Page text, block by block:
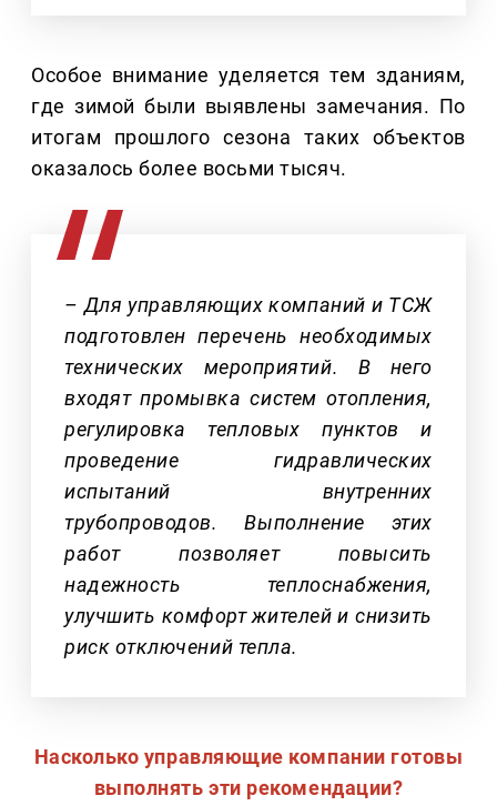
Особое внимание уделяется тем зданиям,
где зимой были выявлены замечания. По
итогам прошлого сезона таких объектов
оказалось более восьми тысяч.
– Для управляющих компаний и ТСЖ
подготовлен перечень необходимых
технических мероприятий. В него
входят промывка систем отопления,
регулировка тепловых пунктов и
проведение гидравлических
испытаний внутренних
трубопроводов. Выполнение этих
работ позволяет повысить
надежность теплоснабжения,
улучшить комфорт жителей и снизить
риск отключений тепла.
Насколько управляющие компании готовы
выполнять эти рекомендации?